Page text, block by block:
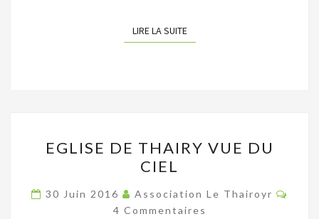
LIRE LA SUITELIRE LA SUITE
DE
THAIRY
VUE
DU
EGLISE DE THAIRY VUE DU
CIEL
30 Juin 2016 Association Le Thairoyr
4 Commentaires